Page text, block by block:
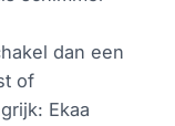
dan een
of
Ekaa